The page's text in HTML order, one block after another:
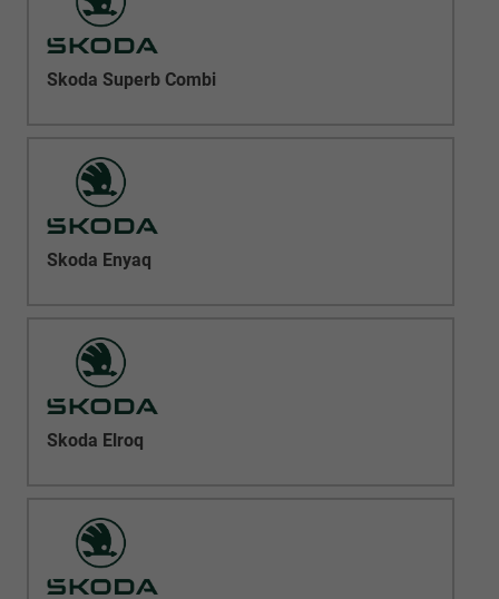
Skoda Superb Combi
Skoda Enyaq
Skoda Elroq